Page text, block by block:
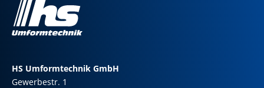
HS Umformtechnik GmbH
Gewerbestr. 1